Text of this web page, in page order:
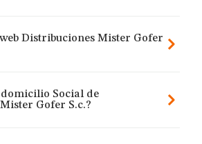
Distribuciones Mister Gofer
domicilio Social de
Gofer S.c.?